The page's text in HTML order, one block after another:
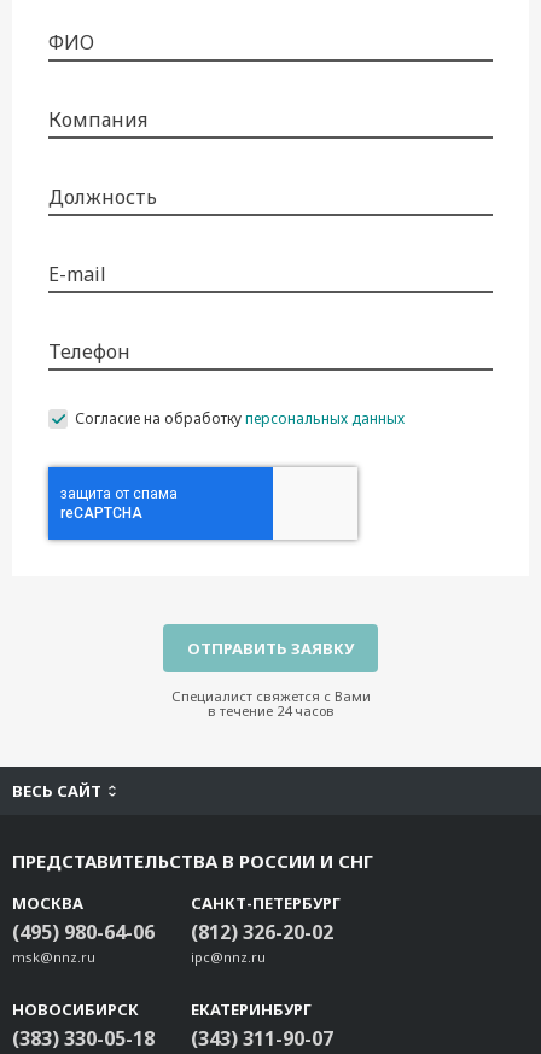
ФИО
Компания
Должность
E-mail
Телефон
Согласие на обработкуперсональных данных
Специалист свяжется с Вами
в течение 24 часов
ВЕСЬ САЙТ
ПРЕДСТАВИТЕЛЬСТВА В РОССИИ И СНГ
МОСКВА
(495) 980-64-06
msk@nnz.ru
САНКТ-ПЕТЕРБУРГ
(812) 326-20-02
ipc@nnz.ru
НОВОСИБИРСК
(383) 330-05-18
ЕКАТЕРИНБУРГ
(343) 311-90-07